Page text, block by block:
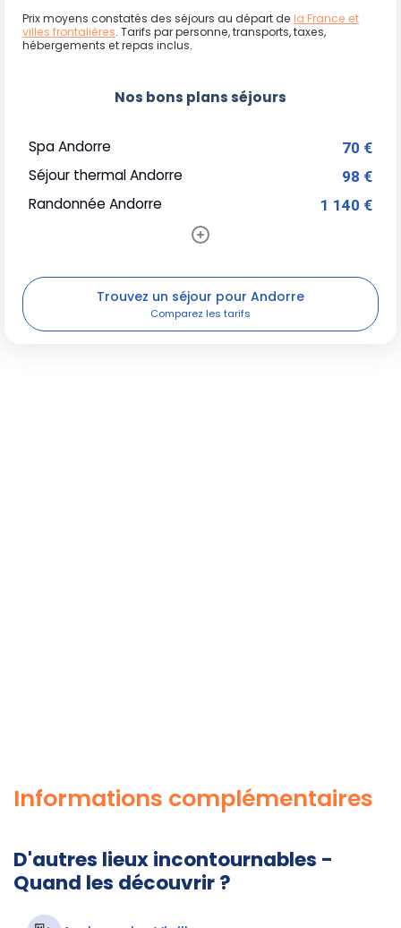
Prix moyens constatés des séjours au départ de la France et
villes frontalières. Tarifs par personne, transports, taxes,
hébergements et repas inclus.
Nos bons plans séjours
Spa Andorre 70 €
Séjour thermal Andorre 98 €
Randonnée Andorre 1 140 €
Trouvez un séjour pour Andorre
Informations complémentaires
D'autres lieux incontournables -
Quand les découvrir ?